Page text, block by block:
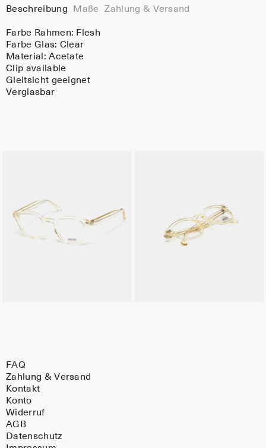
Beschreibung Maße Zahlung & Versand
Farbe Rahmen: Flesh
Farbe Glas: Clear
Material:Acetate
Clip available
Gleitsicht geeignet
Verglasbar
FAQ
Zahlung & Versand
Kontakt
Konto
Widerruf
AGB
Datenschutz